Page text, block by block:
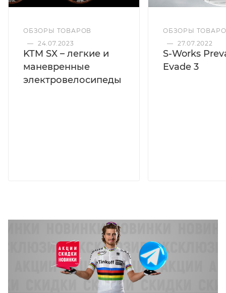
ОБЗОРЫ ТОВАРОВ
— 24.07.2023
KTM SX – легкие и
маневренные
электровелосипеды
ОБЗОРЫ
— 27.07.2022
S-Works
Evade 3